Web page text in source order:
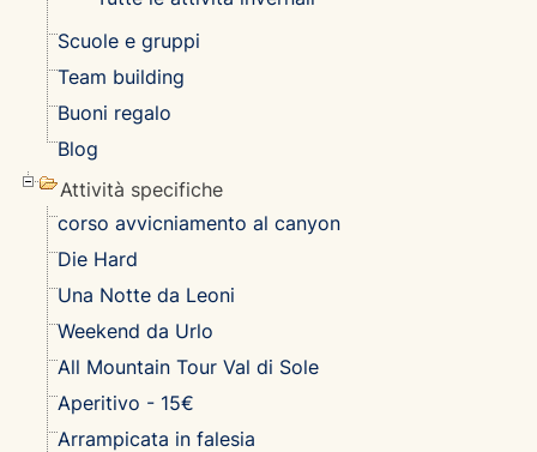
Scuole e gruppi
Team building
Buoni regalo
Blog
Attività specifiche
corso avvicniamento al canyon
Die Hard
Una Notte da Leoni
Weekend da Urlo
All Mountain Tour Val di Sole
Aperitivo - 15€
Arrampicata in falesia